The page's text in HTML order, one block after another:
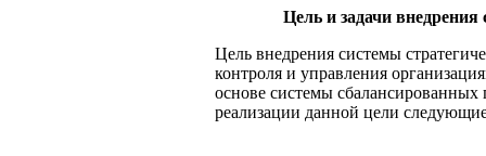
Цель и задачи внедрения
Цель внедрения системы
контроля и управления
основе системы сбалансированных
реализации данной цели